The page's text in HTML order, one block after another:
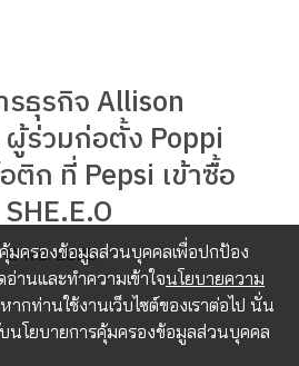
ธุรกิจ Allison
ร่วมก่อตั้ง Poppi
ติก ที่ Pepsi เข้าซื้อ
12 พ.ย. 2025
มครองข้อมูลส่วนบุคคลเพื่อปกป้อง
นและทำความเข้าใจนโยบายความ
หากท่านใช้งานเว็บไซต์ของเราต่อไป นั่น
นโยบายการคุ้มครองข้อมูลส่วนบุคคล